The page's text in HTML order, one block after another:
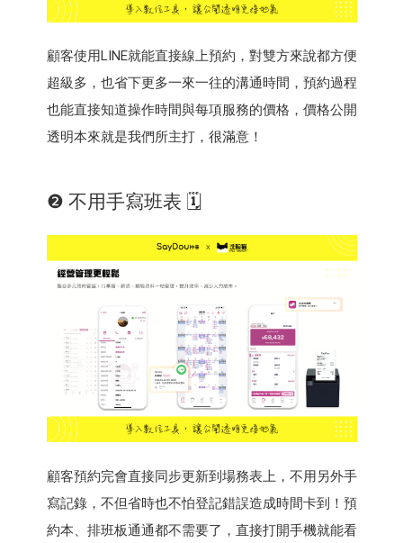
顧客使用LINE就能直接線上預約，對雙方來說都方便
超級多，也省下更多一來一往的溝通時間，預約過程
也能直接知道操作時間與每項服務的價格，價格公開
透明本來就是我們所主打，很滿意！
❷ 不用手寫班表 🗓
顧客預約完會直接同步更新到場務表上，不用另外手
寫記錄，不但省時也不怕登記錯誤造成時間卡到！預
約本、排班板通通都不需要了，直接打開手機就能看